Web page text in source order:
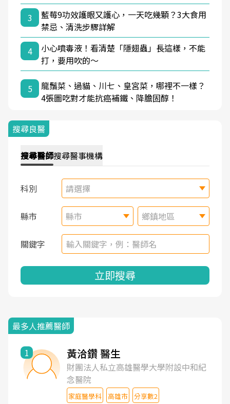
3
藍莓9功效護眼又護心，一天吃幾顆？3大食用
禁忌、清洗步驟詳解
4
小心噴毒液！看清楚「隱翅蟲」長這樣，不能
打，要用吹的～
5
龍鬚菜、過貓、川七、皇宮菜，哪裡不一樣？
4張圖吃對才能抗癌補鐵、降膽固醇！
搜尋良醫
搜尋醫師搜尋醫事機構
科別 請選擇
縣市 縣市 鄉鎮地區
關鍵字
立即搜尋
最多人推薦醫師
1 黃洽鑽 醫生
財團法人私立高雄醫學大學附設中和紀
念醫院
家庭醫學科 高雄市 分享數2